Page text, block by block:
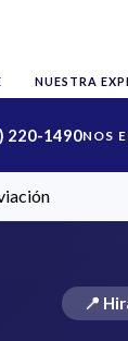
NUESTRA
220-1490
📍